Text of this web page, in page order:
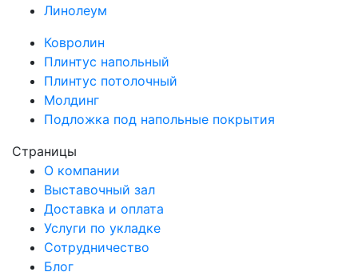
Линолеум
Ковролин
Плинтус напольный
Плинтус потолочный
Молдинг
Подложка под напольные покрытия
Страницы
О компании
Выставочный зал
Доставка и оплата
Услуги по укладке
Сотрудничество
Блог